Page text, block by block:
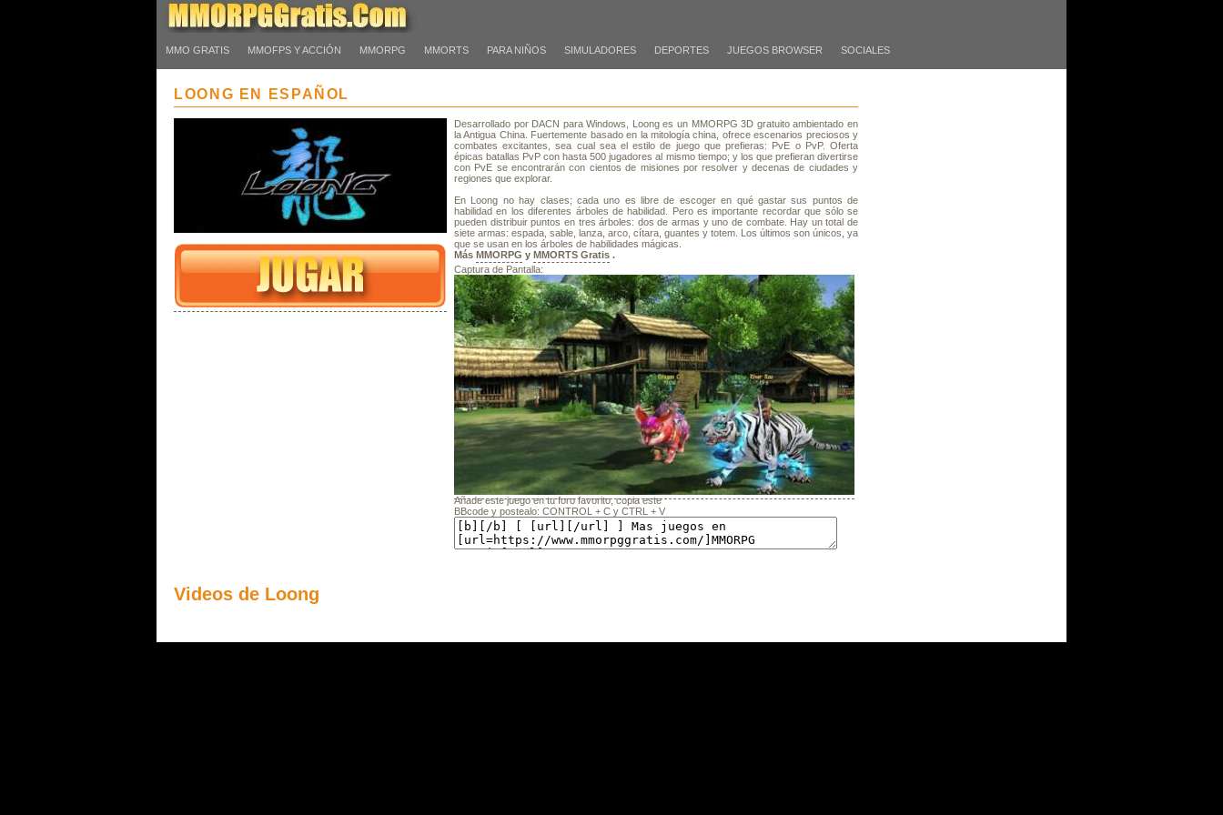
MMO GRATIS MMOFPS Y ACCIÓN MMORPG MMORTS PARA NIÑOS SIMULADORES DEPORTES JUEGOS BROWSER SOCIALES
LOONG EN ESPAÑOL
Desarrollado por DACN para Windows, Loong es un MMORPG 3D gratuito ambientado en
la Antigua China. Fuertemente basado en la mitología china, ofrece escenarios preciosos y
combates excitantes, sea cual sea el estilo de juego que prefieras: PvE o PvP. Oferta
épicas batallas PvP con hasta 500 jugadores al mismo tiempo; y los que prefieran divertirse
con PvE se encontrarán con cientos de misiones por resolver y decenas de ciudades y
regiones que explorar.
En Loong no hay clases; cada uno es libre de escoger en qué gastar sus puntos de
habilidad en los diferentes árboles de habilidad. Pero es importante recordar que sólo se
pueden distribuir puntos en tres árboles: dos de armas y uno de combate. Hay un total de
siete armas: espada, sable, lanza, arco, cítara, guantes y totem. Los últimos son únicos, ya
que se usan en los árboles de habilidades mágicas.
Más MMORPG y MMORTS Gratis .
Captura de Pantalla:
Añade este juego en tu foro favorito, copia este
BBcode y postealo: CONTROL + C y CTRL + V
Videos de Loong